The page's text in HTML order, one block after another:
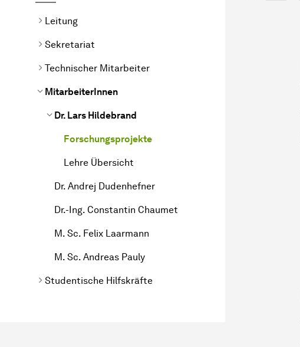
Leitung
Sekretariat
Technischer Mitarbeiter
MitarbeiterInnen
Dr. Lars Hildebrand
Forschungsprojekte
Lehre Übersicht
Dr. Andrej Dudenhefner
Dr.-Ing. Constantin Chaumet
M. Sc. Felix Laarmann
M. Sc. Andreas Pauly
Studentische Hilfskräfte